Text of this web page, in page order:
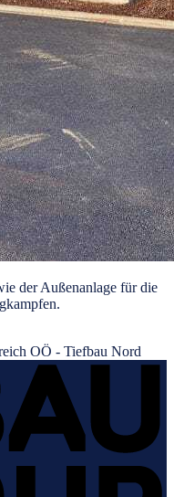
der Außenanlage für die
OÖ - Tiefbau Nord